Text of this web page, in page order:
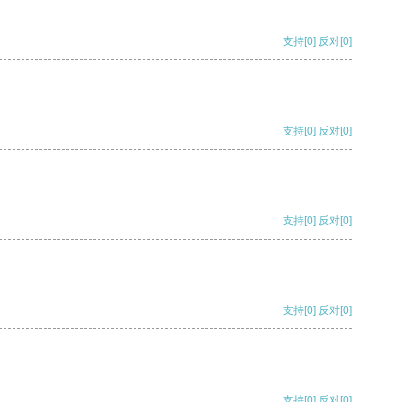
支持[0] 反对[0]
支持[0] 反对[0]
支持[0] 反对[0]
支持[0] 反对[0]